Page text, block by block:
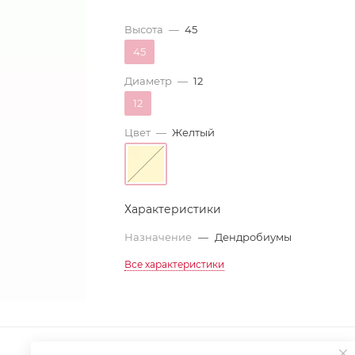
Высота — 45
45
Диаметр — 12
12
Цвет — Желтый
Характеристики
Назначение — Дендробиумы
Все характеристики